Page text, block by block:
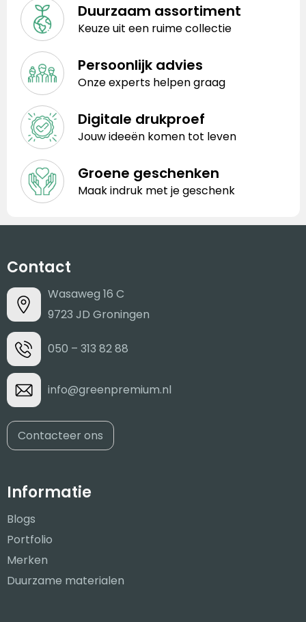
Duurzaam assortiment
Keuze uit een ruime collectie
Persoonlijk advies
Onze experts helpen graag
Digitale drukproef
Jouw ideeën komen tot leven
Groene geschenken
Maak indruk met je geschenk
Contact
Wasaweg 16 C
9723 JD Groningen
050 – 313 82 88
info@greenpremium.nl
Contacteer ons
Informatie
Blogs
Portfolio
Merken
Duurzame materialen